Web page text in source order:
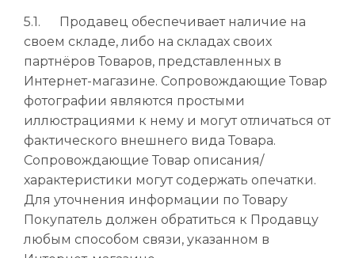
5.1. Продавец обеспечивает наличие на
своем складе, либо на складах своих
партнёров Товаров, представленных в
Интернет-магазине. Сопровождающие Товар
фотографии являются простыми
иллюстрациями к нему и могут отличаться от
фактического внешнего вида Товара.
Сопровождающие Товар описания/
характеристики могут содержать опечатки.
Для уточнения информации по Товару
Покупатель должен обратиться к Продавцу
любым способом связи, указанном в